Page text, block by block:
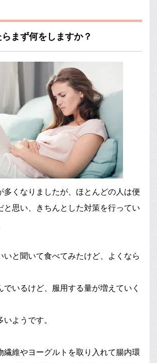
まず何をしますか？
多くなりましたが、ほとんどの人は便
と思い、きちんとした対策を行ってい
いと聞いて食べてみたけど、よくなら
でいるけど、服用する量が増えていく
ようです。
繊維やヨーグルトを取り入れて腸内環